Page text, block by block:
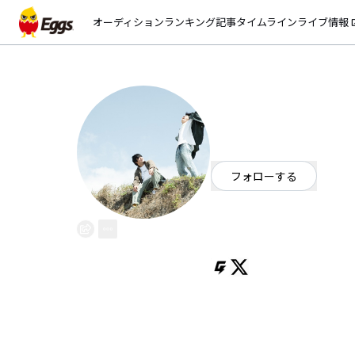
オーディションランキング記事タイムラインライブ情報
フォローする